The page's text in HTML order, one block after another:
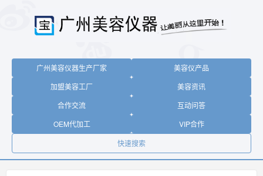
广州美容仪器生产厂家
美容仪产品
加盟美容工厂
美容资讯
合作交流
互动问答
OEM代加工
VIP合作
快速搜索